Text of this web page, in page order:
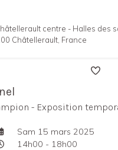
centre - Halles des
Châtellerault, France
- Exposition
Sam 15 mars 2025
14h00 - 18h00